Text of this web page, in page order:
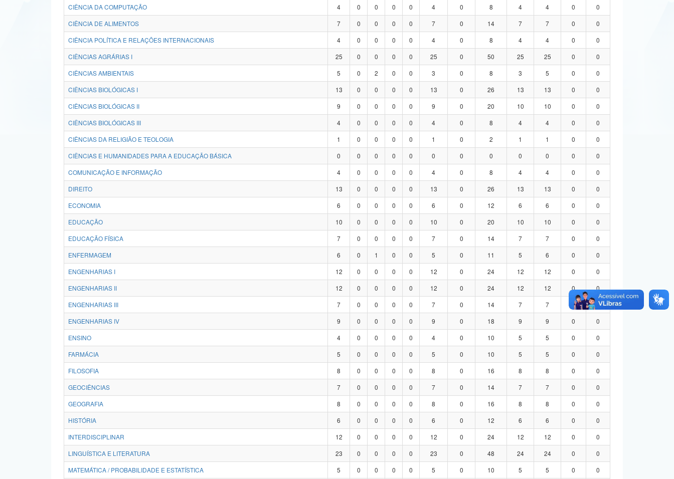
CIÊNCIA DA COMPUTAÇÃO
4 0 0 0 0 4 0 8 4 4 0
0
CIÊNCIA DE ALIMENTOS
7 0 0 0 0 7 0 14 7 7 0
0
CIÊNCIA POLÍTICA E RELAÇÕES INTERNACIONAIS
4 0 0 0 0 4 0 8 4 4 0
0
CIÊNCIAS AGRÁRIAS I
25 0 0 0 0 25 0 50 25 25 0
0
CIÊNCIAS AMBIENTAIS
5 0 2 0 0 3 0 8 3 5 0
0
CIÊNCIAS BIOLÓGICAS I
13 0 0 0 0 13 0 26 13 13 0
0
CIÊNCIAS BIOLÓGICAS II
9 0 0 0 0 9 0 20 10 10 0
0
CIÊNCIAS BIOLÓGICAS III
4 0 0 0 0 4 0 8 4 4 0
0
CIÊNCIAS DA RELIGIÃO E TEOLOGIA
1 0 0 0 0 1 0 2 1 1 0
0
CIÊNCIAS E HUMANIDADES PARA A EDUCAÇÃO BÁSICA
0 0 0 0 0 0 0 0 0 0 0
0
COMUNICAÇÃO E INFORMAÇÃO
4 0 0 0 0 4 0 8 4 4 0
0
DIREITO
13 0 0 0 0 13 0 26 13 13 0
0
ECONOMIA
6 0 0 0 0 6 0 12 6 6 0
0
EDUCAÇÃO
10 0 0 0 0 10 0 20 10 10 0
0
EDUCAÇÃO FÍSICA
7 0 0 0 0 7 0 14 7 7 0
0
ENFERMAGEM
6 0 1 0 0 5 0 11 5 6 0
0
ENGENHARIAS I
12 0 0 0 0 12 0 24 12 12 0
0
ENGENHARIAS II
12 0 0 0 0 12 0 24 12 12 0
0
ENGENHARIAS III
7 0 0 0 0 7 0 14 7 7 0
0
ENGENHARIAS IV
9 0 0 0 0 9 0 18 9 9 0
0
ENSINO
4 0 0 0 0 4 0 10 5 5 0
0
FARMÁCIA
5 0 0 0 0 5 0 10 5 5 0
0
FILOSOFIA
8 0 0 0 0 8 0 16 8 8 0
0
GEOCIÊNCIAS
7 0 0 0 0 7 0 14 7 7 0
0
GEOGRAFIA
8 0 0 0 0 8 0 16 8 8 0
0
HISTÓRIA
6 0 0 0 0 6 0 12 6 6 0
0
INTERDISCIPLINAR
12 0 0 0 0 12 0 24 12 12 0
0
LINGUÍSTICA E LITERATURA
23 0 0 0 0 23 0 48 24 24 0
0
MATEMÁTICA / PROBABILIDADE E ESTATÍSTICA
5 0 0 0 0 5 0 10 5 5 0
0